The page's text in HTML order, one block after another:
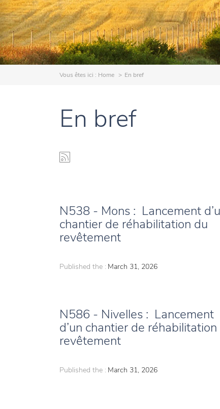
Vous êtes ici : Home En bref
En bref
N538 - Mons : Lancement
chantier de réhabilitation du
revêtement
Published the : March 31, 2026
N586 - Nivelles : Lancement
d’un chantier de
revêtement
Published the : March 31, 2026